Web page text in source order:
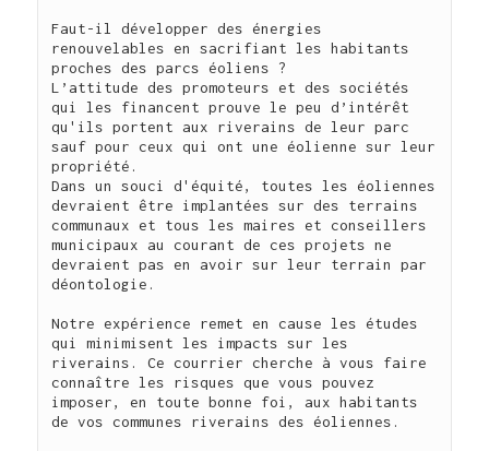
Faut-il développer des énergies
renouvelables en sacrifiant les habitants
proches des parcs éoliens ?
L’attitude des promoteurs et des sociétés
qui les financent prouve le peu d’intérêt
qu'ils portent aux riverains de leur parc
sauf pour ceux qui ont une éolienne sur leur
propriété.
Dans un souci d'équité, toutes les éoliennes
devraient être implantées sur des terrains
communaux et tous les maires et conseillers
municipaux au courant de ces projets ne
devraient pas en avoir sur leur terrain par
déontologie.
Notre expérience remet en cause les études
qui minimisent les impacts sur les
riverains. Ce courrier cherche à vous faire
connaître les risques que vous pouvez
imposer, en toute bonne foi, aux habitants
de vos communes riverains des éoliennes.